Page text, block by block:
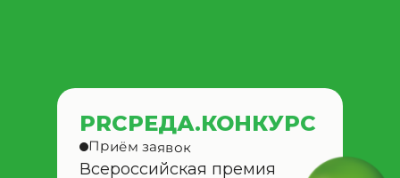
PRСРЕДА.КОНКУРС
Приём заявок
Всероссийская премия